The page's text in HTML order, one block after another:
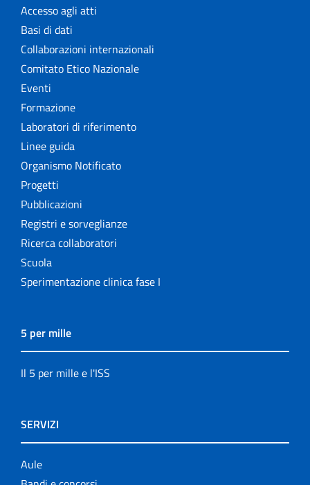
Accesso agli atti
Basi di dati
Collaborazioni internazionali
Comitato Etico Nazionale
Eventi
Formazione
Laboratori di riferimento
Linee guida
Organismo Notificato
Progetti
Pubblicazioni
Registri e sorveglianze
Ricerca collaboratori
Scuola
Sperimentazione clinica fase I
5 per mille
Il 5 per mille e l'ISS
SERVIZI
Aule